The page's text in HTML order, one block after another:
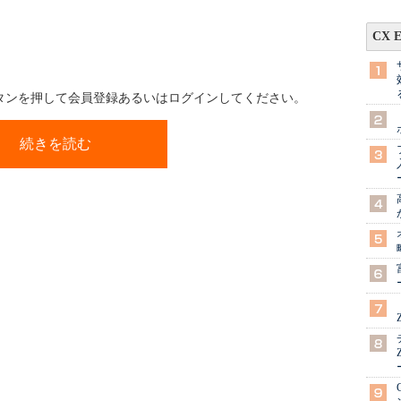
を押して会員登録あるいはログインしてください。
続きを読む
CX